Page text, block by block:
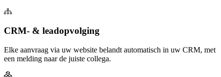
CRM- & leadopvolging
Elke aanvraag via uw website belandt automatisch in uw CRM, met
een melding naar de juiste collega.